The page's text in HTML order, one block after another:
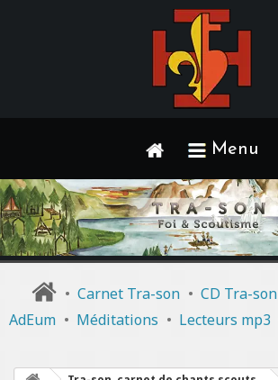
Menu
• Carnet Tra-son • CD Tra-son
AdEum • Méditations • Lecteurs mp3